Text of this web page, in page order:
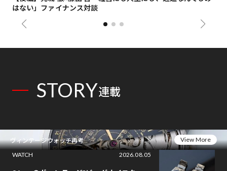
はない」ファイナンス対談
STORY連載
ヴィンテージウォッチ再考
View More
WATCH
2026.08.05